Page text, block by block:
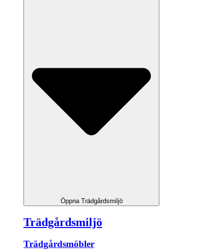
Öppna Trädgårdsmiljö
Trädgårdsmiljö
Trädgårdsmöbler